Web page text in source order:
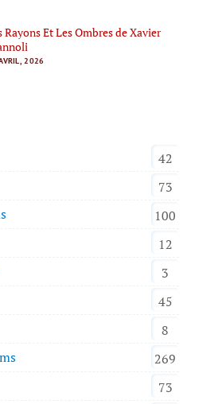
Rayons Et Les Ombres de Xavier
2026
42
73
100
12
3
45
8
269
73